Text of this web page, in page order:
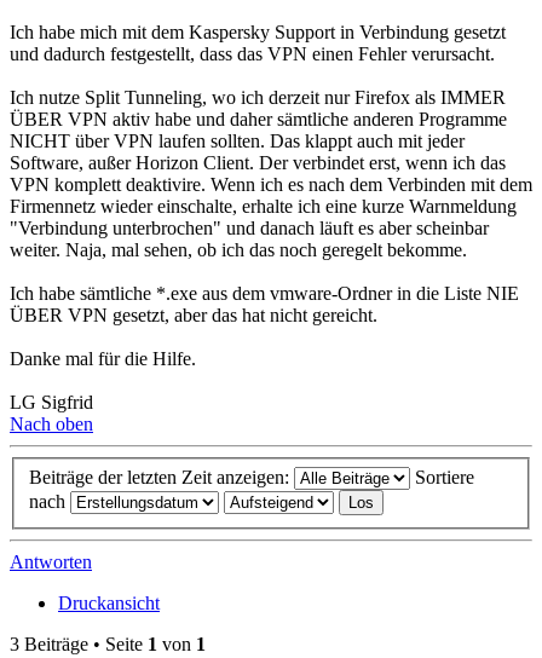
Ich habe mich mit dem Kaspersky Support in Verbindung gesetzt
und dadurch festgestellt, dass das VPN einen Fehler verursacht.
Ich nutze Split Tunneling, wo ich derzeit nur Firefox als IMMER
ÜBER VPN aktiv habe und daher sämtliche anderen Programme
NICHT über VPN laufen sollten. Das klappt auch mit jeder
Software, außer Horizon Client. Der verbindet erst, wenn ich das
VPN komplett deaktivire. Wenn ich es nach dem Verbinden mit dem
Firmennetz wieder einschalte, erhalte ich eine kurze Warnmeldung
"Verbindung unterbrochen" und danach läuft es aber scheinbar
weiter. Naja, mal sehen, ob ich das noch geregelt bekomme.
Ich habe sämtliche *.exe aus dem vmware-Ordner in die Liste NIE
ÜBER VPN gesetzt, aber das hat nicht gereicht.
Danke mal für die Hilfe.
LG Sigfrid
Nach oben
Beiträge der letzten Zeit anzeigen:
Sortiere
nach
Antworten
Druckansicht
3 Beiträge • Seite 1 von 1